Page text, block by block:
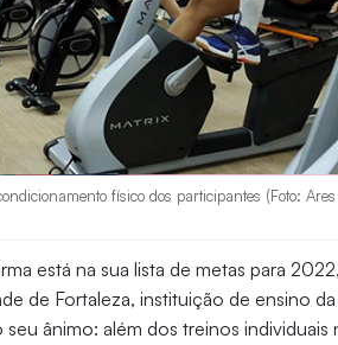
físico dos participantes (Foto:
está na sua lista de metas para
de Fortaleza, instituição de ensino da
ânimo: além dos treinos individuais